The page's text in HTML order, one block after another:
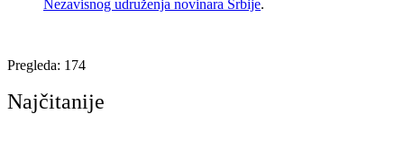
Nezavisnog udruženja novinara Srbije.
Pregleda: 174
Najčitanije